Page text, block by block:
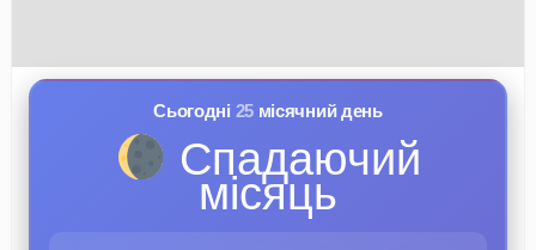
Сьогодні 25місячний день
Спадаючий
місяць